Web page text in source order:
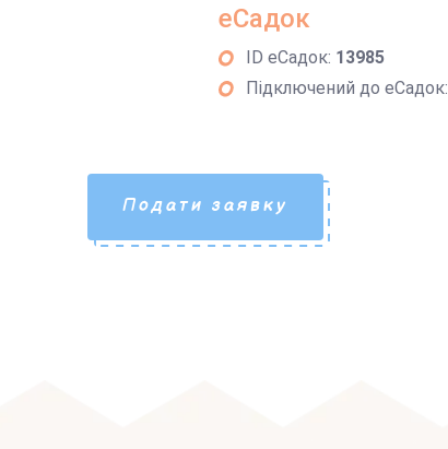
еСадок
ID еСадок: 13985
Підключений до еСадок:
Подати заявку